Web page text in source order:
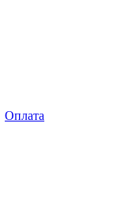
Оплата